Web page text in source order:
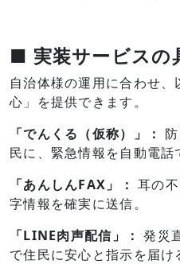
■ 実装サービスの
自治体様の運用に合わせ
心」を提供できます。
「でんくる（仮称）」：
民に、緊急情報を自動電話
「あんしんFAX」： 耳の
字情報を確実に送信。
「LINE肉声配信」： 発災
で住民に安心と指示を届け